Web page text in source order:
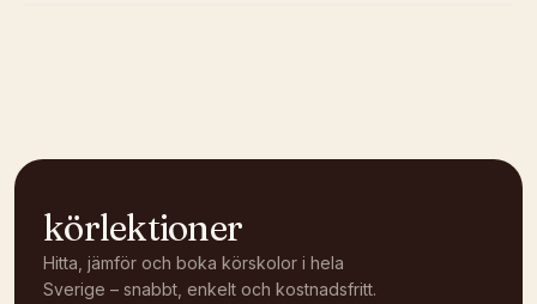
körlektioner
Hitta, jämför och boka körskolor i hela
Sverige – snabbt, enkelt och kostnadsfritt.